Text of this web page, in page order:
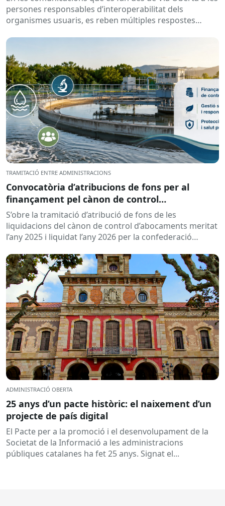
persones responsables d’interoperabilitat dels
organismes usuaris, es reben múltiples respostes
TRAMITACIÓ ENTRE ADMINISTRACIONS
Convocatòria d’atribucions de fons per al
finançament pel cànon de control
d’abocaments meritat l’any 2025 i liquidat l’any
2026
S’obre la tramitació d’atribució de fons de les
liquidacions del cànon de control d’abocaments meritat
l’any 2025 i liquidat l’any 2026 per la confederació
ADMINISTRACIÓ OBERTA
25 anys d’un pacte històric: el naixement d’un
projecte de país digital
El Pacte per a la promoció i el desenvolupament de la
Societat de la Informació a les administracions
públiques catalanes ha fet 25 anys. Signat el...